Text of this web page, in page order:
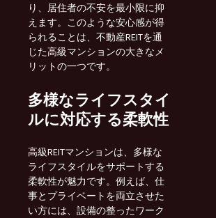
り、居住者の不安を最小限に抑
えます。このような安心感が得
られることは、不動産REITを通
じた高級マンションの大きなメ
リットの一つです。
多様なライフスタイ
ルに対応する柔軟性
高級REITマンションは、多様な
ライフスタイルをサポートする
柔軟性が魅力です。例えば、仕
事とプライベートを両立させた
い方には、設備の整ったワーク